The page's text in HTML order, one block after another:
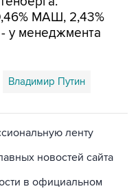
- у менеджмента
новостей сайта
в официальном